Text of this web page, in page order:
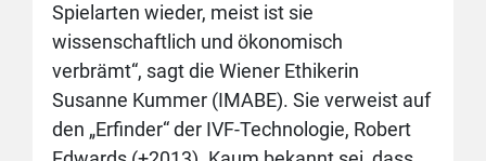
Spielarten wieder, meist ist sie
wissenschaftlich und ökonomisch
verbrämt“, sagt die Wiener Ethikerin
Susanne Kummer (IMABE). Sie verweist auf
den „Erfinder“ der IVF-Technologie, Robert